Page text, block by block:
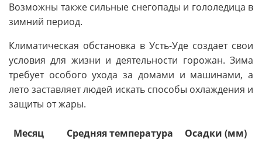
Возможны также сильные снегопады и гололедица в
зимний период.
Климатическая обстановка в Усть-Уде создает свои
условия для жизни и деятельности горожан. Зима
требует особого ухода за домами и машинами, а
лето заставляет людей искать способы охлаждения и
защиты от жары.
Месяц Средняя температура
Осадки (мм)